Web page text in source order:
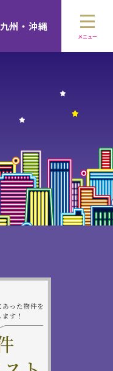
九州・沖縄
メニュー